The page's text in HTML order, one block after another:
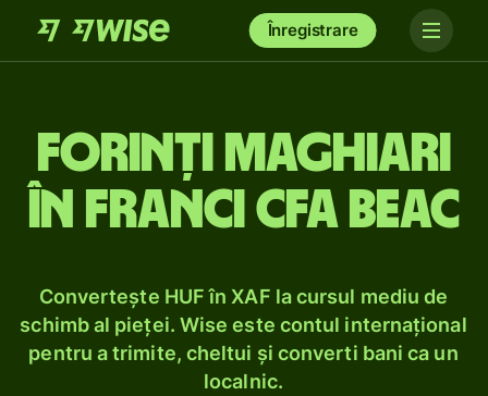
Înregistrare
Forinți maghiari
în franci CFA BEAC
Convertește HUF în XAF la cursul mediu de
schimb al pieței. Wise este contul internațional
pentru a trimite, cheltui și converti bani ca un
localnic.